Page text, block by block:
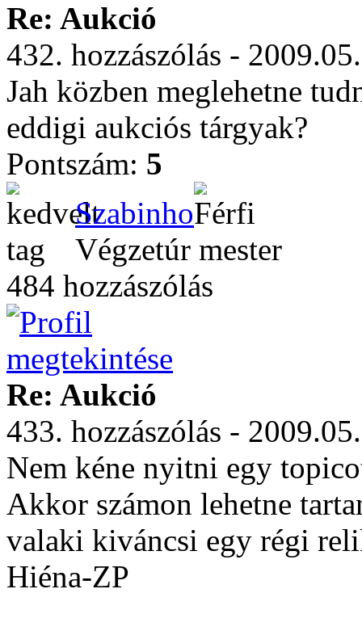
Re: Aukció
432. hozzászólás -
Jah közben meglehetne
eddigi aukciós tárgyak?
Pontszám: 5
Szabinho
Végzetúr mester
484 hozzászólás
Re: Aukció
433. hozzászólás -
Nem kéne nyitni egy
Akkor számon lehetne
valaki kiváncsi egy régi
Hiéna-ZP